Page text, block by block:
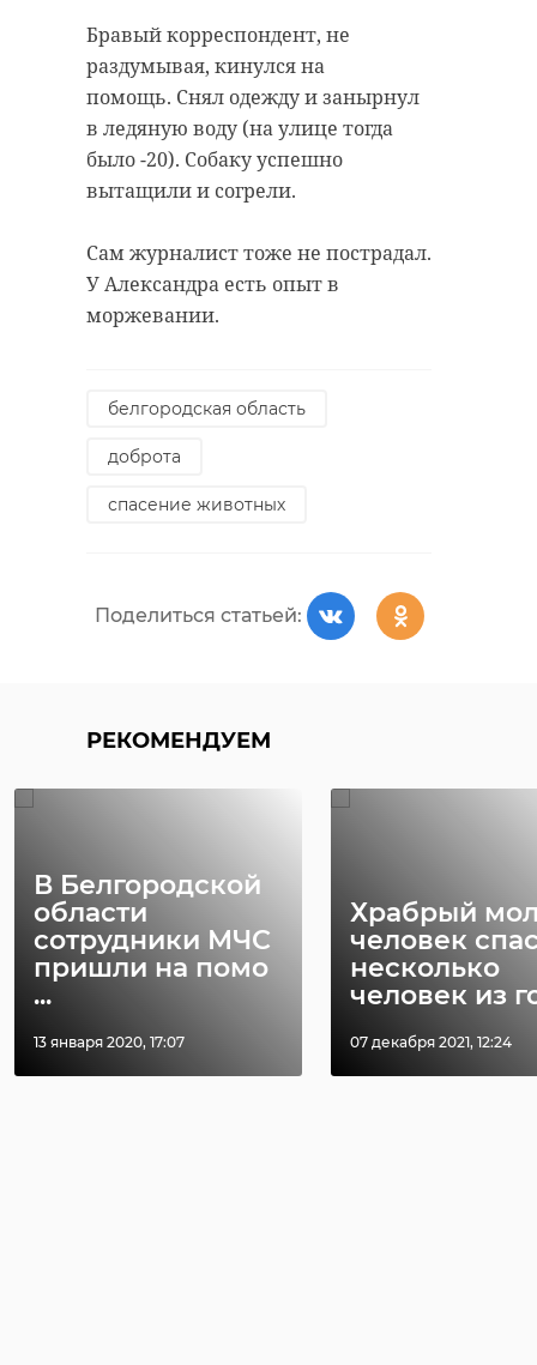
Бравый корреспондент, не
раздумывая, кинулся на
помощь. Снял одежду и занырнул
в ледяную воду (на улице тогда
было -20). Собаку успешно
вытащили и согрели.
Сам журналист тоже не пострадал.
У Александра есть опыт в
моржевании.
белгородская область
доброта
спасение животных
Поделиться статьей:
РЕКОМЕНДУЕМ
В Белгородской
области
сотрудники МЧС
пришли на помо
...
13 января 2020, 17:07
Храбрый
человек
несколько
человек из
07 декабря 2021, 12:24